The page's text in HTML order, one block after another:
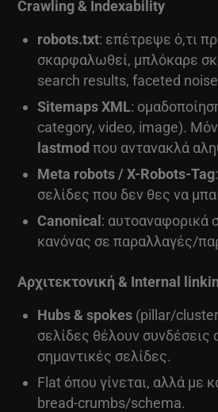
Crawling & Indexability
robots.txt: επέτρεψε ό,τι
σκαρφαλωθεί, μπλόκαρε
search results, faceted
Sitemaps XML:
category, video, image).
lastmod που αντανακλά
Meta robots / X-Robots-Tag
σελίδες που δεν θες να
Canonical : αυτοαναφορικά
κανόνας σε παραλλαγές/
Αρχιτεκτονική & Internal
Hubs & spokes (pillar/
σελίδες θέλουν συνδέσεις
σημαντικές σελίδες.
Flat όπου γίνεται, αλλά με
bread-crumbs/schema.